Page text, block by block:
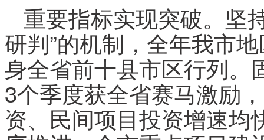
重要指标实现突破。坚
研判”的机制，全年我市
身全省前十县市区行列。
3个季度获全省赛马激励
资、民间项目投资增速均